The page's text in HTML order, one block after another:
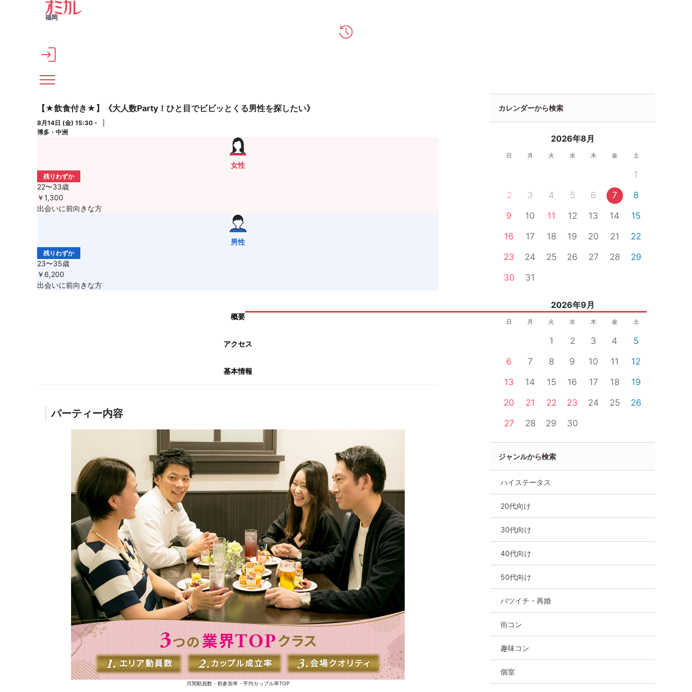
メインコンテンツへスキップ
福岡
【★飲食付き★】《大人数Party！ひと目でビビッとくる男性を探したい》
8月14日 (金) 15:30 -
博多・中洲
女性
残りわずか
22〜33歳
￥1,300
出会いに前向きな方
男性
残りわずか
23〜35歳
￥6,200
出会いに前向きな方
概要
アクセス
基本情報
パーティー内容
月間動員数・初参加率・平均カップル率TOP
カレンダーから検索
2026年8月
日 月 火 水 木 金 土
1
2
3 4 5 6 7
8
9
10 11 12 13 14
15
16
17 18 19 20 21
22
23
24 25 26 27 28
29
30
31
2026年9月
日 月 火 水 木 金 土
1 2 3 4
5
6
7 8 9 10 11
12
13
14 15 16 17 18
19
20
21 22 23 24 25
26
27
28 29 30
ジャンルから検索
ハイステータス
20代向け
30代向け
40代向け
50代向け
バツイチ・再婚
街コン
趣味コン
個室